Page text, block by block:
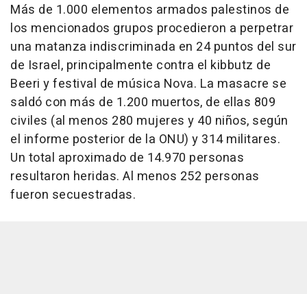
Más de 1.000 elementos armados palestinos de
los mencionados grupos procedieron a perpetrar
una matanza indiscriminada en 24 puntos del sur
de Israel, principalmente contra el kibbutz de
Beeri y festival de música Nova. La masacre se
saldó con más de 1.200 muertos, de ellas 809
civiles (al menos 280 mujeres y 40 niños, según
el informe posterior de la ONU) y 314 militares.
Un total aproximado de 14.970 personas
resultaron heridas. Al menos 252 personas
fueron secuestradas.